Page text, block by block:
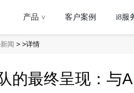
产品 > 客户案例 i8服
新闻 > >详情
的最终呈现：与